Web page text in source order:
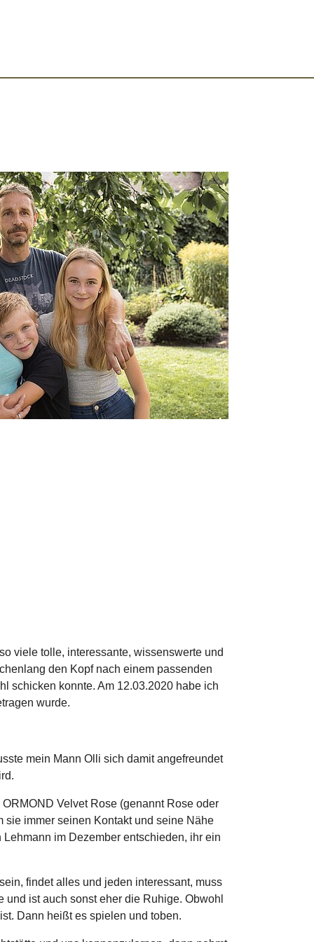
viele tolle, interessante, wissenswerte und
den Kopf nach einem passenden
schicken konnte. Am 12.03.2020 habe ich
wurde.
mein Mann Olli sich damit angefreundet
Velvet Rose (genannt Rose oder
immer seinen Kontakt und seine Nähe
im Dezember entschieden, ihr ein
findet alles und jeden interessant, muss
ist auch sonst eher die Ruhige. Obwohl
Dann heißt es spielen und toben.